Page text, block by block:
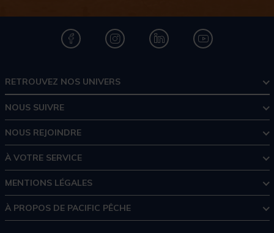
RETROUVEZ NOS UNIVERS
NOUS SUIVRE
NOUS REJOINDRE
À VOTRE SERVICE
MENTIONS LÉGALES
À PROPOS DE PACIFIC PÊCHE